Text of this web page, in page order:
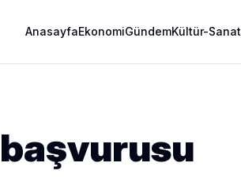
AnasayfaEkonomiGündemKültür-Sanat